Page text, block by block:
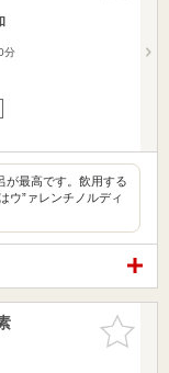
分
が最高です。飲用する
ウ”ァレンチノルディ
お気に入
りに追加